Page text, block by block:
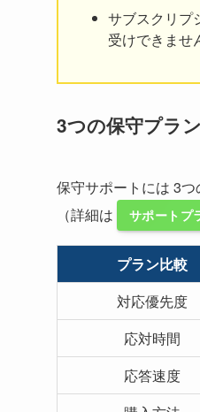
サブスクリプ
受けできませ
3つの保守プラ
保守サポートには 3つ
（詳細は
サポートプ
プラン比較
対応優先度
応対時間
応答速度